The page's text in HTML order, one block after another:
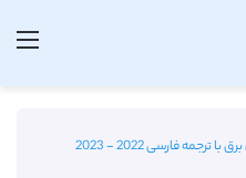
فارسی 2022 - 2023